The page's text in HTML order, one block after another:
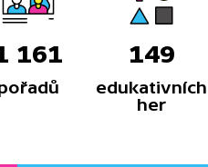
161 149
edukativních
her